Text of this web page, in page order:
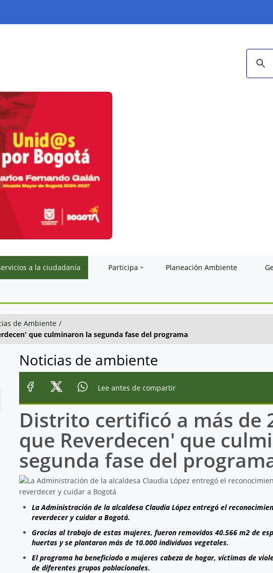
a la ciudadanía Participa Planeación Ambiente
de Ambiente /
que culminaron la segunda fase del programa
Noticias de ambiente
Lee antes de compartir
Distrito certificó a más de
que Reverdecen' que
segunda fase del
La Administración de la alcaldesa Claudia López entregó el
reverdecer y cuidar a Bogotá.
Gracias al trabajo de estas mujeres, fueron removidos 40.566 m2 de
huertas y se plantaron más de 10.000 individuos vegetales.
El programa ha beneficiado a mujeres cabeza de hogar, víctimas de
de diferentes grupos poblacionales.